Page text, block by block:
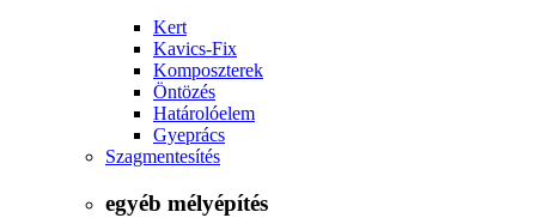
Kert
Kavics-Fix
Komposzterek
Öntözés
Határolóelem
Gyeprács
Szagmentesítés
egyéb mélyépítés